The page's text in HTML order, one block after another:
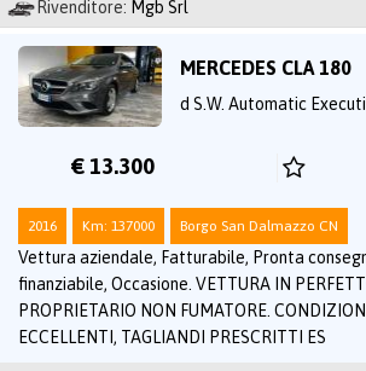
Rivenditore: Mgb Srl
MERCEDES CLA 180
d S.W. Automatic
€ 13.300
2016 Km: 137000 Borgo San Dalmazzo CN
Vettura aziendale, Fatturabile, Pronta
finanziabile, Occasione. VETTURA IN
PROPRIETARIO NON FUMATORE.
ECCELLENTI, TAGLIANDI PRESCRITTI ES